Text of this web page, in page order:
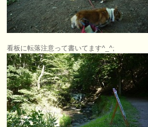
看板に転落注意って書いてます^_^;